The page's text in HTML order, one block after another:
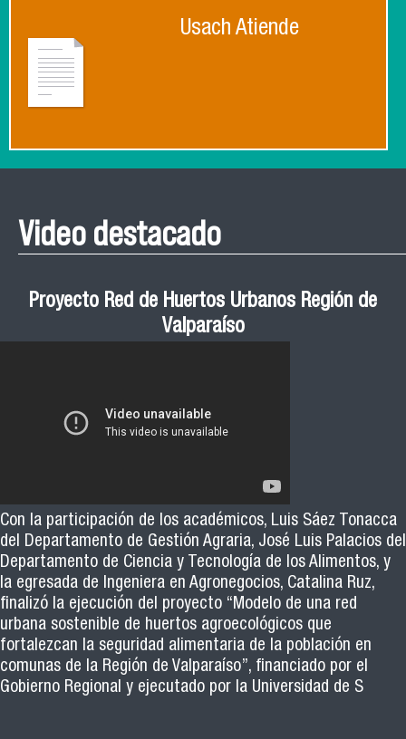
Usach Atiende
Video destacado
Proyecto Red de Huertos Urbanos Región de
Valparaíso
Con la participación de los académicos, Luis Sáez Tonacca
del Departamento de Gestión Agraria, José Luis Palacios del
Departamento de Ciencia y Tecnología de los Alimentos, y
la egresada de Ingeniera en Agronegocios, Catalina Ruz,
finalizó la ejecución del proyecto “Modelo de una red
urbana sostenible de huertos agroecológicos que
fortalezcan la seguridad alimentaria de la población en
comunas de la Región de Valparaíso”, financiado por el
Gobierno Regional y ejecutado por la Universidad de S